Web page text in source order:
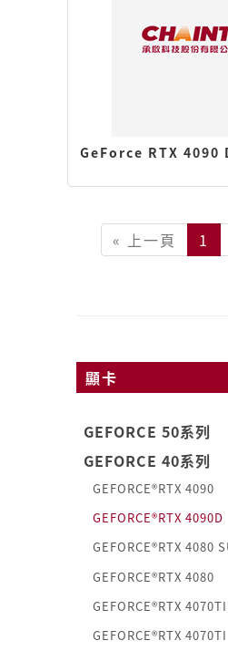
GeForce RTX 4090
« 上一頁 1
顯卡
GEFORCE 50系列
GEFORCE 40系列
GEFORCE®RTX 4090
GEFORCE®RTX 4090D
GEFORCE®RTX 4080
GEFORCE®RTX 4080
GEFORCE®RTX
GEFORCE®RTX 4070TI